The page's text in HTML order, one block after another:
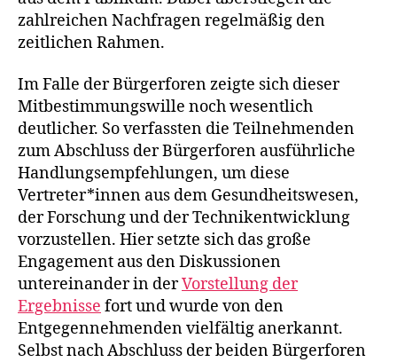
zahlreichen Nachfragen regelmäßig den
zeitlichen Rahmen.
Im Falle der Bürgerforen zeigte sich dieser
Mitbestimmungswille noch wesentlich
deutlicher. So verfassten die Teilnehmenden
zum Abschluss der Bürgerforen ausführliche
Handlungsempfehlungen, um diese
Vertreter*innen aus dem Gesundheitswesen,
der Forschung und der Technikentwicklung
vorzustellen. Hier setzte sich das große
Engagement aus den Diskussionen
untereinander in derVorstellung der
Ergebnisse fort und wurde von den
Entgegennehmenden vielfältig anerkannt.
Selbst nach Abschluss der beiden Bürgerforen